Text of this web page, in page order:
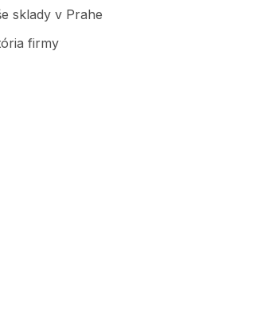
sklady v Prahe
firmy